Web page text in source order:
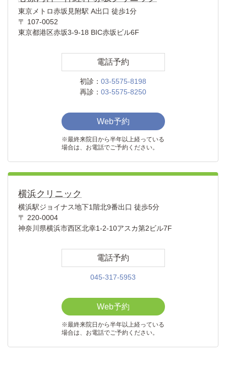
東京メトロ赤坂見附駅 A出口 徒歩1分
〒 107-0052
東京都港区赤坂3-9-18 BIC赤坂ビル6F
電話予約
初診： 03-5575-8198
再診： 03-5575-8250
Web予約
※最終来院日から半年以上経っている
場合は、お電話でご予約ください。
横浜クリニック
横浜駅ジョイナス地下1階北9番出口 徒歩5分
〒 220-0004
神奈川県横浜市西区北幸1-2-10アスカ第2ビル7F
電話予約
045-317-5953
Web予約
※最終来院日から半年以上経っている
場合は、お電話でご予約ください。